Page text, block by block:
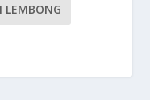
LEMBONG